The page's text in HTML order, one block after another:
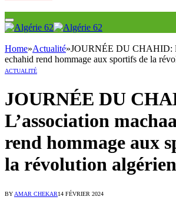
Home»Actualité»JOURNÉE DU CHAHID:
echahid rend hommage aux sportifs de la
ACTUALITÉ
JOURNÉE DU
L’association
rend hommage aux
la révolution
BYAMAR CHEKAR14 FÉVRIER 2024